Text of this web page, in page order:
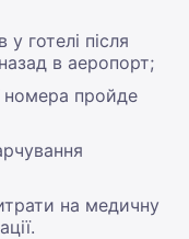
готелі після
в аеропорт;
номера пройде
на медичну